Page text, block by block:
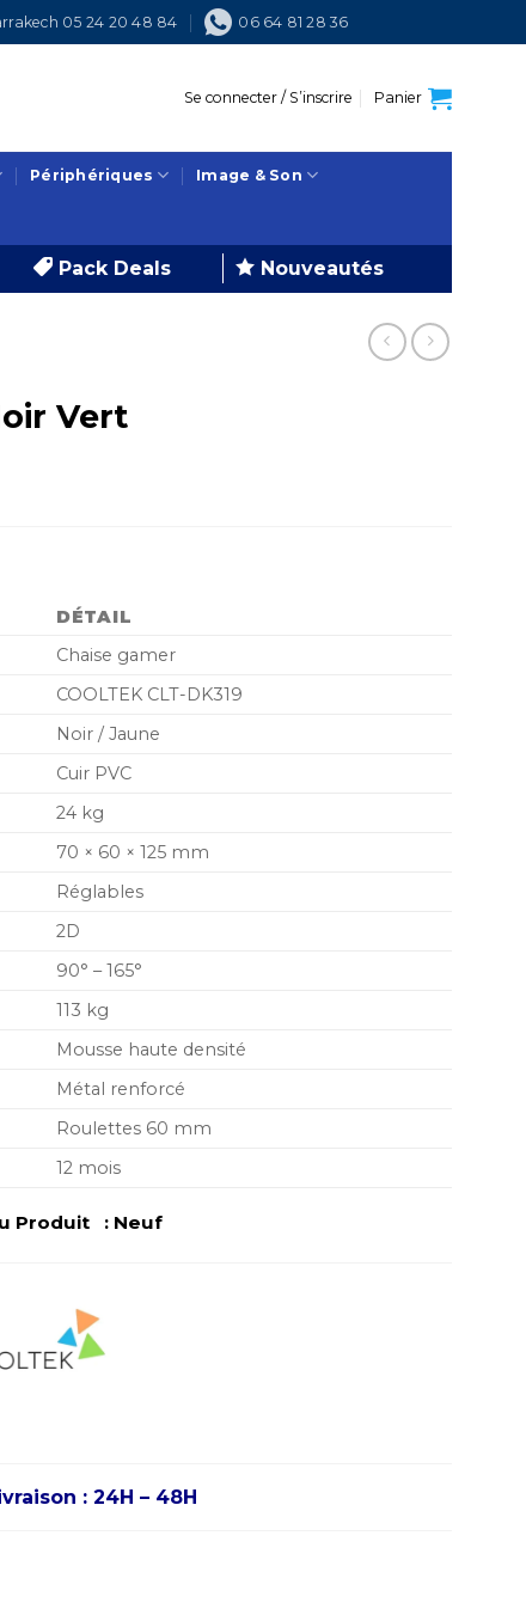
05 24 20 48 84 06 64 81 28 36
Se connecter / S’inscrire Panier
Périphériques Image & Son
Pack Deals Nouveautés
Vert
DÉTAIL
Chaise gamer
COOLTEK CLT-DK319
Noir / Jaune
Cuir PVC
24 kg
70 × 60 × 125 mm
Réglables
2D
90° – 165°
113 kg
Mousse haute densité
Métal renforcé
Roulettes 60 mm
12 mois
Produit : Neuf
: 24H – 48H